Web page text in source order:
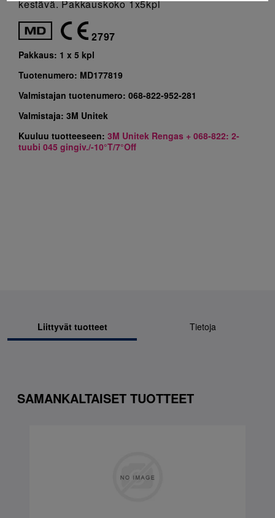
kestävä. Pakkauskoko 1x5kpl
2797
Pakkaus: 1 x 5 kpl
Tuotenumero: MD177819
Valmistajan tuotenumero: 068-822-952-281
Valmistaja: 3M Unitek
Kuuluu tuotteeseen: 3M Unitek Rengas + 068-822: 2-
tuubi 045 gingiv./-10°T/7°Off
Liittyvät tuotteet Tietoja
SAMANKALTAISET TUOTTEET